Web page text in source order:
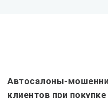
Автосалоны-
клиентов при